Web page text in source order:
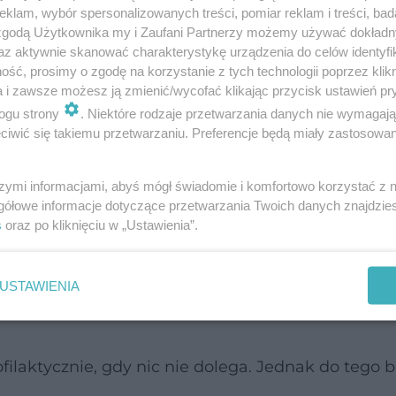
dniu cyklu najlepiej je wykonać i jak przebiega
gdy nic nie dolega. Jednak do tego
wybór spersonalizowanych treści, pomiar reklam i treści,
Użytkownika my i Zaufani Partnerzy możemy używać
aktywnie skanować charakterystykę urządzenia do celów
prosimy o zgodę na korzystanie z tych technologii poprzez
i zawsze możesz ją zmienić/wycofać klikając przycisk ustawień
strony
. Niektóre rodzaje przetwarzania danych nie
się takiemu przetwarzaniu. Preferencje będą miały
informacjami, abyś mógł świadomie i komfortowo korzystać z
informacje dotyczące przetwarzania Twoich danych
oraz po kliknięciu w „Ustawienia”.
USTAWIENIA